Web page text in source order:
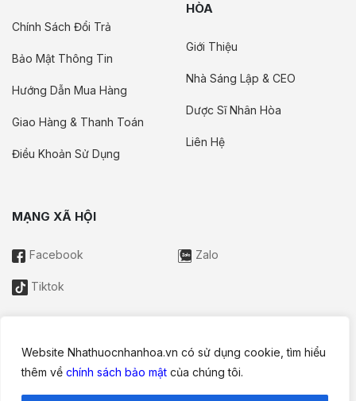
Website Nhathuocnhanhoa.vn có sử dụng cookie, tìm hiểu
thêm về chính sách bảo mật của chúng tôi.
Chính Sách Đổi Trả
Bảo Mật Thông Tin
Hướng Dẫn Mua Hàng
Giao Hàng & Thanh Toán
Điều Khoản Sử Dụng
HÒA
Giới Thiệu
Nhà Sáng Lập & CEO
Dược Sĩ Nhân Hòa
Liên Hệ
MẠNG XÃ HỘI
Facebook Zalo
Tiktok
Thông tin trên website này chỉ mang tính chất nội bộ tham khảo;